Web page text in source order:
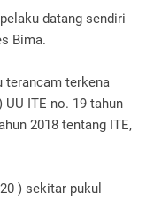
datang sendiri
Bima.
terancam terkena
ITE no. 19 tahun
2018 tentang ITE,
) sekitar pukul